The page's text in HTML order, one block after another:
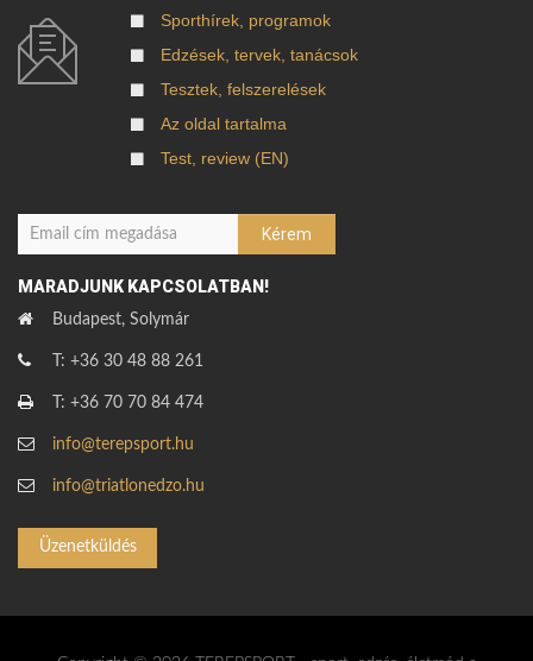
Sporthírek, programok
Edzések, tervek, tanácsok
Tesztek, felszerelések
Az oldal tartalma
Test, review (EN)
MARADJUNK KAPCSOLATBAN!
Budapest, Solymár
T: +36 30 48 88 261
T: +36 70 70 84 474
info@terepsport.hu
info@triatlonedzo.hu
Üzenetküldés